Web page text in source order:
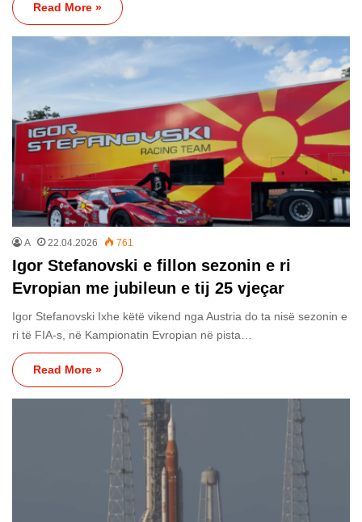
Read More »
A 22.04.2026 761
Igor Stefanovski e fillon sezonin e ri
Evropian me jubileun e tij 25 vjeçar
Igor Stefanovski Ixhe këtë vikend nga Austria do ta nisë sezonin e
ri të FIA-s, në Kampionatin Evropian në pista…
Read More »